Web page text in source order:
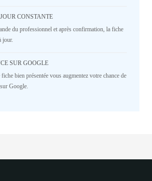
CONSTANTE
du professionnel et après confirmation, la fiche
jour.
SUR GOOGLE
bien présentée vous augmentez votre chance de
Google.